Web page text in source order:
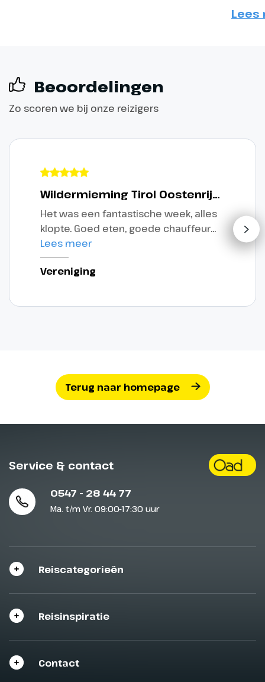
Lees
Beoordelingen
Zo scoren we bij onze reizigers
Wildermieming Tirol Oostenrijk, winterreis
Het was een fantastische week, alles
klopte. Goed eten, goede chauffeur
mooi hotel met zwembad en sauna,
genoeg sneeuw.
Lees meer
Vereniging
Terug naar homepage
Service & contact
0547 - 28 44 77
Ma. t/m Vr. 09:00-17:30 uur
Reiscategorieën
Reisinspiratie
Contact